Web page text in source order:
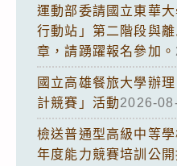
運動部委請國立東華
行動站」第二階段與
章，請踴躍報名參加。
國立高雄餐旅大學辦
計競賽」活動2026-
檢送普通型高級中等
年度能力競賽培訓公